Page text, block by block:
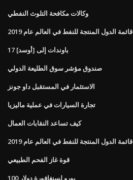
وكالات مكافحة التلوث النفطي
قائمة الدول المنتجة للنفط في العالم عام 2019
17 باوندات إلى [أوسد]
صندوق مؤشر سوق الطليعة الدولي
الاستثمار في المستقبل داو جونز
تجارة السيارات في عملية ماليزيا
كيف تساعد النقابات العمال
قائمة الدول المنتجة للنفط في العالم عام 2019
قوة غاز الفحم الطبيعي
100 يورو لسنغافورة دولار